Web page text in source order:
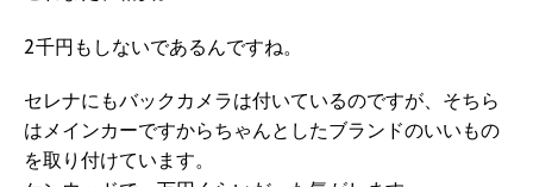
2千円もしないであるんですね。
セレナにもバックカメラは付いているのですが、そちら
はメインカーですからちゃんとしたブランドのいいもの
を取り付けています。